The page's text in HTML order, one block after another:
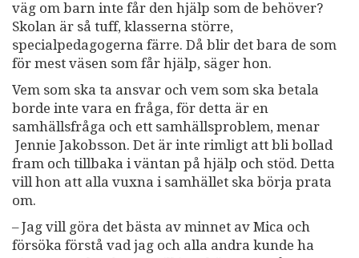
väg om barn inte får den hjälp som de behöver?
Skolan är så tuff, klasserna större,
specialpedagogerna färre. Då blir det bara de som
för mest väsen som får hjälp, säger hon.
Vem som ska ta ansvar och vem som ska betala
borde inte vara en fråga, för detta är en
samhällsfråga och ett samhällsproblem, menar
Jennie Jakobsson. Det är inte rimligt att bli bollad
fram och tillbaka i väntan på hjälp och stöd. Detta
vill hon att alla vuxna i samhället ska börja prata
om.
– Jag vill göra det bästa av minnet av Mica och
försöka förstå vad jag och alla andra kunde ha